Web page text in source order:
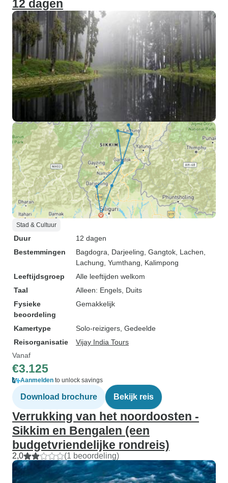
12 dagen
Stad & Cultuur
Duur
12 dagen
Bestemmingen
Bagdogra , Darjeeling , Gangtok , Lachen
Lachung , Yumthang , Kalimpong
Leeftijdsgroep
Alle leeftijden welkom
Taal
Alleen: Engels, Duits
Fysieke
beoordeling
Gemakkelijk
Kamertype
Solo-reizigers, Gedeelde
Reisorganisatie
Vijay India Tours
Vanaf
€3.125
Aanmelden to unlock savings
Download brochure Bekijk reis
Verrukking van het noordoosten -
Sikkim en Bengalen (een
budgetvriendelijke rondreis)
2,0 (1 beoordeling)